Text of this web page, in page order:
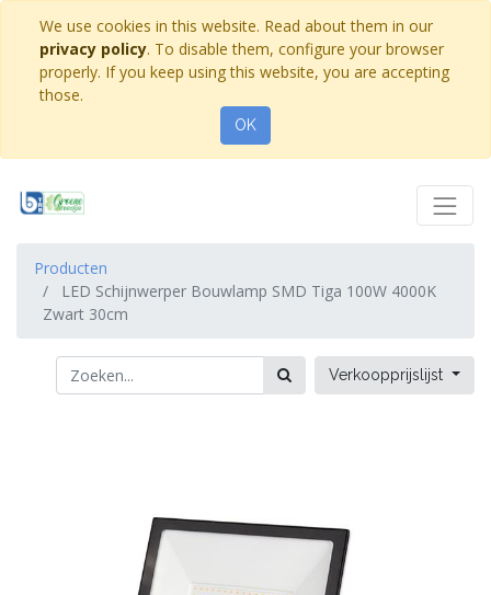
We use cookies in this website. Read about them in our
privacy policy. To disable them, configure your browser
properly. If you keep using this website, you are accepting
those.
OK
Producten
LED Schijnwerper Bouwlamp SMD Tiga 100W 4000K
Zwart 30cm
Verkoopprijslijst